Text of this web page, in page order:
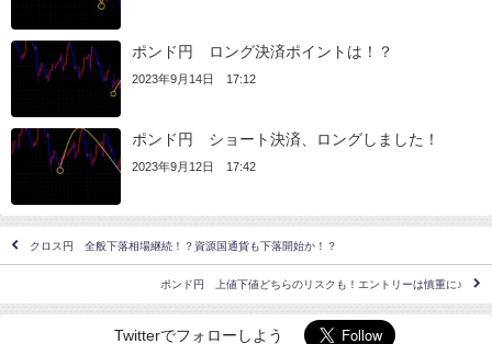
ポンド円 ロング決済ポイントは！？
2023年9月14日 17:12
ポンド円 ショート決済、ロングしました！
2023年9月12日 17:42
クロス円 全般下落相場継続！？資源国通貨も下落開始か！？
ポンド円 上値下値どちらのリスクも！エントリーは慎重に♪
Twitterでフォローしよう